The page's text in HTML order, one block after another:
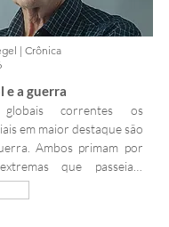
| Crônica
e a guerra
correntes os
em maior destaque são
Ambos primam por
que passeiam
o inferno. Um nutrido
ingenuidade e o outro